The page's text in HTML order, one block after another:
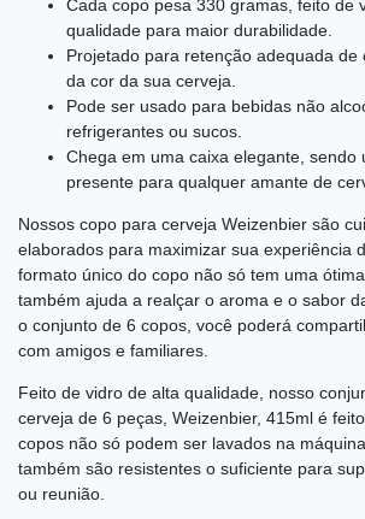
Cada copo pesa 330 gramas, feito de
qualidade para maior durabilidade.
Projetado para retenção adequada de
da cor da sua cerveja.
Pode ser usado para bebidas não
refrigerantes ou sucos.
Chega em uma caixa elegante, sendo
presente para qualquer amante de
Nossos copo para cerveja Weizenbier são
elaborados para maximizar sua experiência
formato único do copo não só tem uma
também ajuda a realçar o aroma e o sabor
o conjunto de 6 copos, você poderá
com amigos e familiares.
Feito de vidro de alta qualidade, nosso
cerveja de 6 peças, Weizenbier, 415ml é
copos não só podem ser lavados na
também são resistentes o suficiente para
ou reunião.